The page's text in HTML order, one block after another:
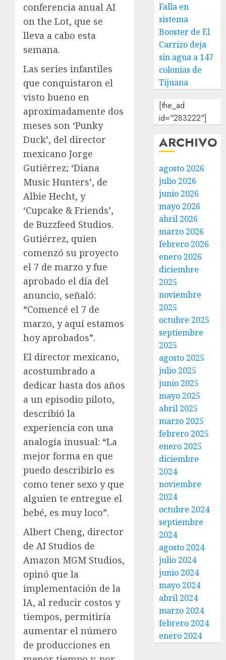
conferencia anual AI
on the Lot, que se
lleva a cabo esta
semana.
Las series infantiles
que conquistaron el
visto bueno en
aproximadamente dos
meses son ‘Punky
Duck’, del director
mexicano Jorge
Gutiérrez; ‘Diana
Music Hunters’, de
Albie Hecht, y
‘Cupcake & Friends’,
de Buzzfeed Studios.
Gutiérrez, quien
comenzó su proyecto
el 7 de marzo y fue
aprobado el día del
anuncio, señaló:
“Comencé el 7 de
marzo, y aquí estamos
hoy aprobados”.
El director mexicano,
acostumbrado a
dedicar hasta dos años
a un episodio piloto,
describió la
experiencia con una
analogía inusual: “La
mejor forma en que
puedo describirlo es
como tener sexo y que
alguien te entregue el
bebé, es muy loco”.
Albert Cheng, director
de AI Studios de
Amazon MGM Studios,
opinó que la
implementación de la
IA, al reducir costos y
tiempos, permitiría
aumentar el número
de producciones en
Falla en
sistema
Booster de El
Carrizo deja
sin agua a 147
colonias de
Tijuana
[the_ad
id="283222"]
ARCHIVO
agosto 2026
julio 2026
junio 2026
mayo 2026
abril 2026
marzo 2026
febrero 2026
enero 2026
diciembre
2025
noviembre
2025
octubre 2025
septiembre
2025
agosto 2025
julio 2025
junio 2025
mayo 2025
abril 2025
marzo 2025
febrero 2025
enero 2025
diciembre
2024
noviembre
2024
octubre 2024
septiembre
2024
agosto 2024
julio 2024
junio 2024
mayo 2024
abril 2024
marzo 2024
febrero 2024
enero 2024